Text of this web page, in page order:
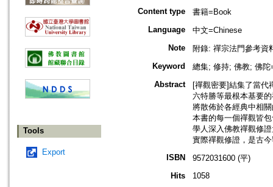
Tools
Export
Content type
書籍=Book
Language
中文=Chinese
Note
附錄: 禪宗法門參考資
Keyword
總集; 修持; 佛教; 佛
Abstract
[禪觀密要]結集了當代
六特勝等最根本基要
將散佈於各經典中相
本書的每一個禪觀皆
學人深入佛教禪觀修
實際禪觀修證，是古
ISBN
9572031600 (平)
Hits
1058